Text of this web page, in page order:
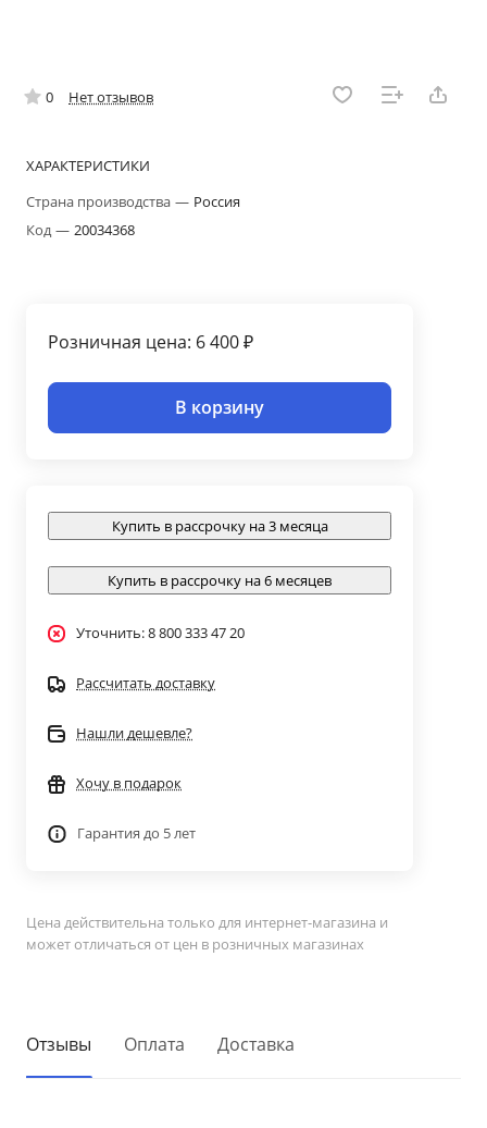
0 Нет отзывов
ХАРАКТЕРИСТИКИ
Страна производства — Россия
Код— 20034368
Розничная цена: 6 400 ₽
В корзину
Купить в рассрочку на 3 месяца
Купить в рассрочку на 6 месяцев
Уточнить: 8 800 333 47 20
Рассчитать доставку
Нашли дешевле?
Хочу в подарок
Гарантия до 5 лет
Цена действительна только для интернет-магазина и
может отличаться от цен в розничных магазинах
Отзывы Оплата Доставка